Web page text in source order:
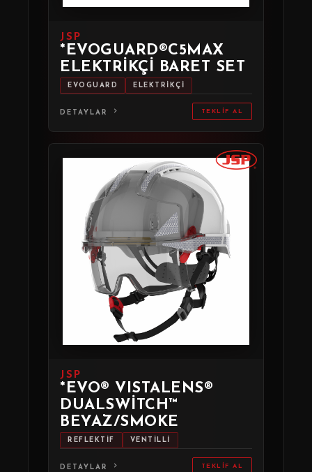
JSP
*EVOGUARD®C5MAX
ELEKTRİKÇİ BARET SET
EVOGUARD ELEKTRİKÇİ
DETAYLAR TEKLIF AL
JSP
*EVO® VISTALENS®
DUALSWITCH™
BEYAZ/SMOKE
REFLEKTİF VENTİLLİ
DETAYLAR TEKLIF AL